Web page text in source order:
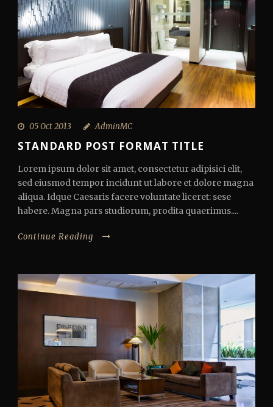
05 Oct 2013 AdminMC
STANDARD POST FORMAT TITLE
Lorem ipsum dolor sit amet, consectetur adipisici elit,
sed eiusmod tempor incidunt ut labore et dolore magna
aliqua. Idque Caesaris facere voluntate liceret: sese
habere. Magna pars studiorum, prodita quaerimus....
Continue Reading